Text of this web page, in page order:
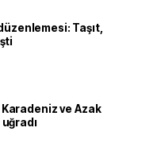
Taşıt,
ve Azak